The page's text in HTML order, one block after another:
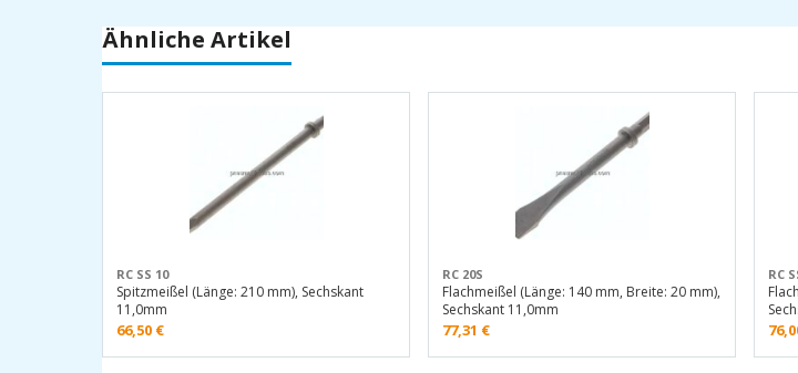
Ähnliche Artikel
RC SS 10
Spitzmeißel (Länge: 210 mm), Sechskant
11,0mm
66,50 €
RC 20S
Flachmeißel (Länge: 140 mm, Breite: 20 mm),
Sechskant 11,0mm
77,31 €
RC